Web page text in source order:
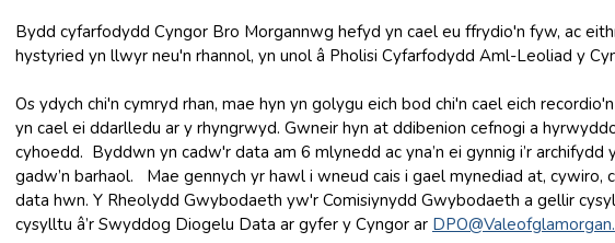
Bydd cyfarfodydd Cyngor Bro Morgannwg hefyd yn cael eu ffrydio'n fyw, ac
hystyried yn llwyr neu'n rhannol, yn unol â Pholisi Cyfarfodydd Aml-Leoliad y
Os ydych chi'n cymryd rhan, mae hyn yn golygu eich bod chi'n cael eich
yn cael ei ddarlledu ar y rhyngrwyd. Gwneir hyn at ddibenion cefnogi a
cyhoedd. Byddwn yn cadw'r data am 6 mlynedd ac yna’n ei gynnig i’r archifydd
gadw’n barhaol. Mae gennych yr hawl i wneud cais i gael mynediad at, cywiro,
data hwn. Y Rheolydd Gwybodaeth yw'r Comisiynydd Gwybodaeth a gellir
cysylltu â’r Swyddog Diogelu Data ar gyfer y Cyngor ar